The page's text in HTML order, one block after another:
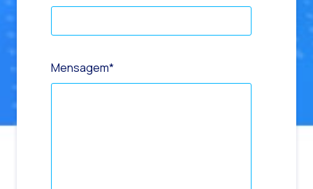
Mensagem*